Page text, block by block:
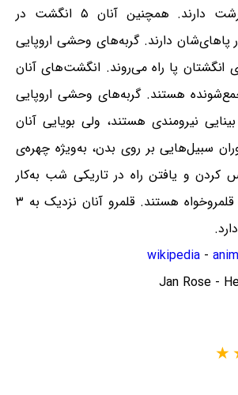
کوچک و چشمانی درشت دارند. همچنین آنان ۵ انگشت در
در پاهای‌شان دارند. گربه‌های وحشی اروپایی
انگشتان پا راه می‌روند. انگشت‌های آنان
هستند. گربه‌های وحشی اروپایی
نیرومندی هستند، ولی بویایی آنان
سبیل‌هایی بر روی بدن، به‌ویژه چهره‌ی
کردن و یافتن راه در تاریکی شب به‌کار
می‌روند. همچنین آنان قلمروخواه هستند. قلمرو آنان نزدیک به ۳
wikipedia -
Jan Rose -